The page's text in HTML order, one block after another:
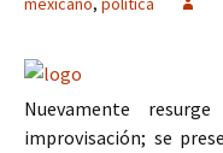
Nuevamente
improvisación; se